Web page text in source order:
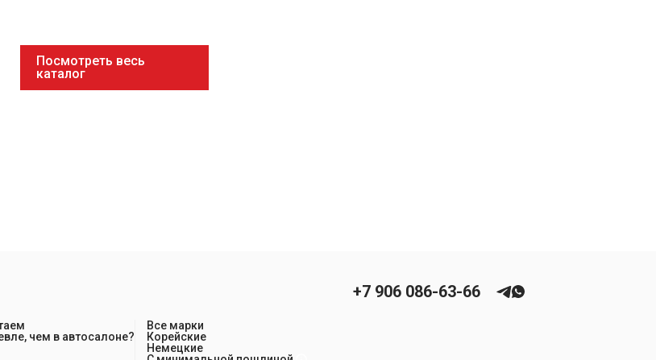
Посмотреть весь
каталог
чем в автосалоне?
Все марки
Корейские
Немецкие
+7 906 086-63-66